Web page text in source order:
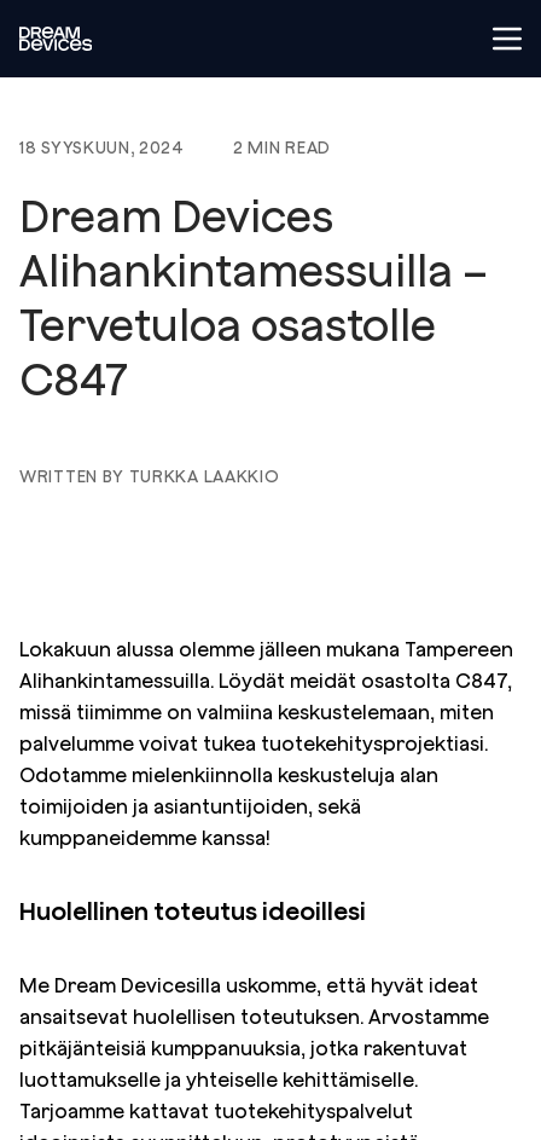
Dream Devices
18 SYYSKUUN, 2024 2 MIN READ
Dream Devices
Alihankintamessuilla –
Tervetuloa osastolle
C847
WRITTEN BY TURKKA LAAKKIO
Lokakuun alussa olemme jälleen mukana Tampereen
Alihankintamessuilla. Löydät meidät osastolta C847,
missä tiimimme on valmiina keskustelemaan, miten
palvelumme voivat tukea tuotekehitysprojektiasi.
Odotamme mielenkiinnolla keskusteluja alan
toimijoiden ja asiantuntijoiden, sekä
kumppaneidemme kanssa!
Huolellinen toteutus ideoillesi
Me Dream Devicesilla uskomme, että hyvät ideat
ansaitsevat huolellisen toteutuksen. Arvostamme
pitkäjänteisiä kumppanuuksia, jotka rakentuvat
luottamukselle ja yhteiselle kehittämiselle.
Tarjoamme kattavat tuotekehityspalvelut